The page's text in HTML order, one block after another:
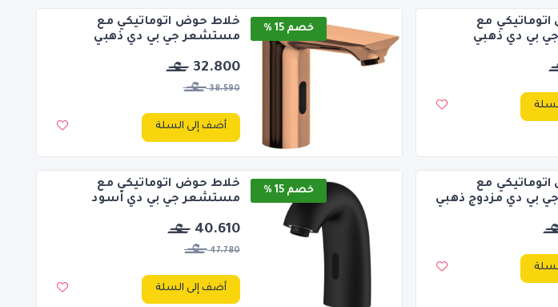
مع
بي دي ذهبي
خصم 15 %
خلاط حوض اتوماتيكي مع
مستشعر جي بي دي ذهبي
32.800
38.590
أضف إلى السلة
مع
بي دي مزدوج ذهبي
خصم 15 %
خلاط حوض اتوماتيكي مع
مستشعر جي بي دي أسود
40.610
47.780
أضف إلى السلة